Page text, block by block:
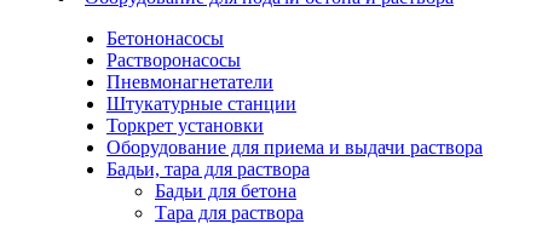
Бетононасосы
Растворонасосы
Пневмонагнетатели
Штукатурные станции
Торкрет установки
Оборудование для приема и выдачи раствора
Бадьи, тара для раствора
Бадьи для бетона
Тара для раствора